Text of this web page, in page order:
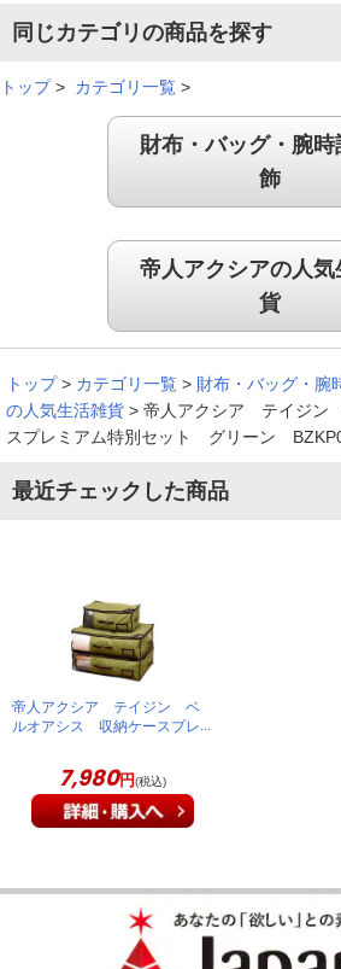
分かりやすく収納できる
部屋がスッキリすると思い購入しました
あえて色違いにして、家族のものを分け
たくさん入って良い
羽毛布団の収納に良いものをさがしてい
羽毛布団や毛布を収納するために購入し
は便利、もう少し買増す予定です。
便利です
何を入れたか分かりやすく便利です。全
ているので、長く使えると思います。
「お客様の声」は実際にご購入されたお客様か
商品により、同一シリーズをご購入された方の
同じカテゴリの商品を探す
トップ> カテゴリ一覧 >
財布・バッグ・腕時
飾
帝人アクシアの人気
貨
トップ > カテゴリ一覧 > 財布・バッグ・腕
の人気生活雑貨 > 帝人アクシア テイジ
スプレミアム特別セット グリーン
最近チェックした商品
帝人アクシア テイジン ベ
ルオアシス 収納ケースプレ
ン BZKP033
7,980円(税込)